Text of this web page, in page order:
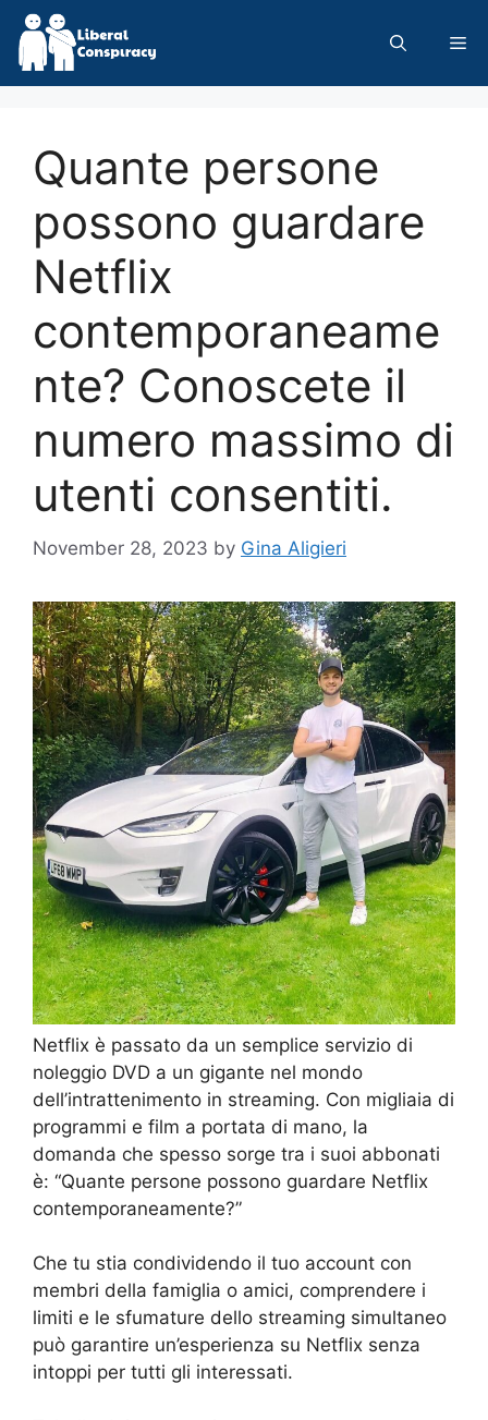
Skip
content
Quante persone
possono guardare
Netflix
contemporaneame
nte? Conoscete il
numero massimo di
utenti consentiti.
November 28, 2023 by Gina Aligieri
Netflix è passato da un semplice servizio di
noleggio DVD a un gigante nel mondo
dell’intrattenimento in streaming. Con migliaia di
programmi e film a portata di mano, la
domanda che spesso sorge tra i suoi abbonati
è: “Quante persone possono guardare Netflix
contemporaneamente?”
Che tu stia condividendo il tuo account con
membri della famiglia o amici, comprendere i
limiti e le sfumature dello streaming simultaneo
può garantire un’esperienza su Netflix senza
intoppi per tutti gli interessati.